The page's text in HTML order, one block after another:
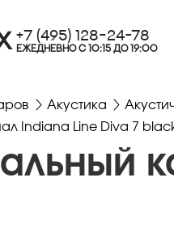
+7 (495) 128-24-78
ЕЖЕДНЕВНО С 10:15 ДО 19:00
Акустика
Indiana Line Diva 7